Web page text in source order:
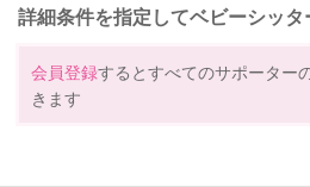
詳細条件を指定してベビーシッ
会員登録するとすべてのサポーター
きます